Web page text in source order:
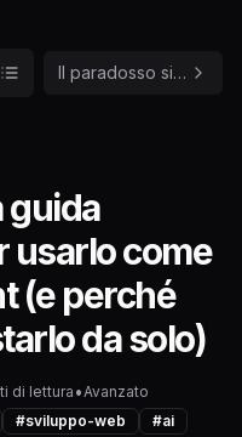
Il paradosso siciliano dell'efficienza: Perché le PMI ignorano l'automazione che costa meno di un dipendente?
guida
usarlo come
(e perché
da solo)
di lettura •Avanzato
#sviluppo-web #ai